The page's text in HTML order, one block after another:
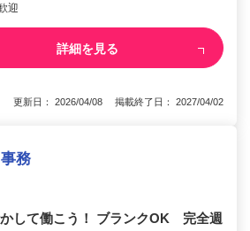
迎
詳細を見る
更新日： 2026/04/08 掲載終了日： 2027/04/02
務
して働こう！ ブランクOK 完全週